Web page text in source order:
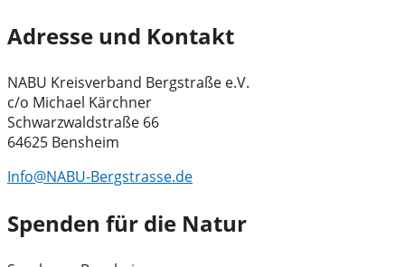
Adresse und Kontakt
NABU Kreisverband Bergstraße e.V.
c/o Michael Kärchner
Schwarzwaldstraße 66
64625 Bensheim
Info@NABU-Bergstrasse.de
Spenden für die Natur